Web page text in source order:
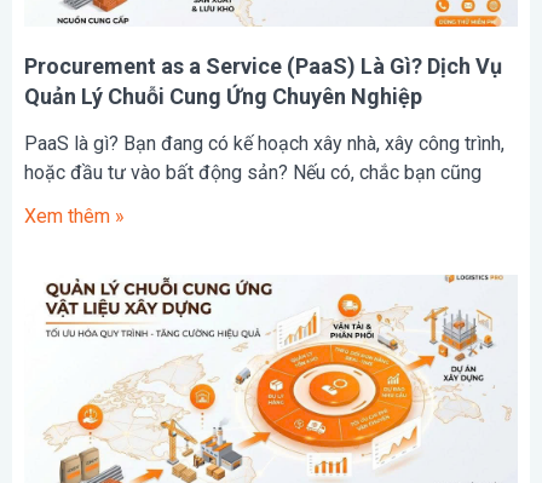
Procurement as a Service (PaaS) Là Gì? Dịch Vụ
Quản Lý Chuỗi Cung Ứng Chuyên Nghiệp
PaaS là gì? Bạn đang có kế hoạch xây nhà, xây công trình,
hoặc đầu tư vào bất động sản? Nếu có, chắc bạn cũng
Xem thêm »